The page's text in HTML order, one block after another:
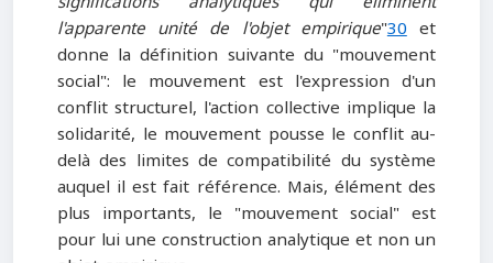
l'apparente unité de l'objet empirique"30et
donne la définition suivante du "mouvement
social": le mouvement est l'expression d'un
conflit structurel, l'action collective implique la
solidarité, le mouvement pousse le conflit au-
delà des limites de compatibilité du système
auquel il est fait référence. Mais, élément des
plus importants, le "mouvement social" est
pour lui une construction analytique et non un